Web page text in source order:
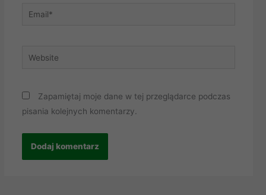
Email*
Website
Zapamiętaj moje dane w tej przeglądarce podczas
pisania kolejnych komentarzy.